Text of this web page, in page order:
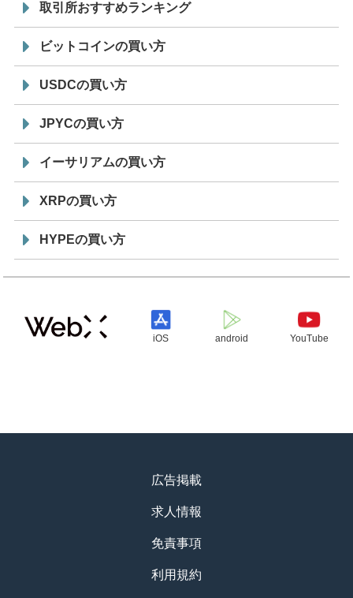
取引所おすすめランキング
ビットコインの買い方
USDCの買い方
JPYCの買い方
イーサリアムの買い方
XRPの買い方
HYPEの買い方
iOS android YouTube
広告掲載
求人情報
免責事項
利用規約